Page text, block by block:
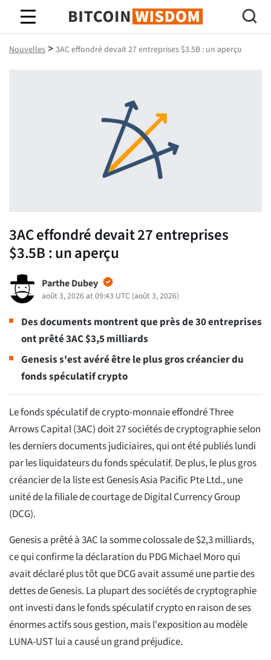
Bitcoin Sagesse
Nouvelles > 3AC effondré devait 27 entreprises $3.5B : un aperçu
3AC effondré devait 27 entreprises
$3.5B : un aperçu
Parthe Dubey
août 3, 2026 at 09:43 UTC (août 3, 2026)
Des documents montrent que près de 30 entreprises
ont prêté 3AC $3,5 milliards
Genesis s'est avéré être le plus gros créancier du
fonds spéculatif crypto
Le fonds spéculatif de crypto-monnaie effondré Three
Arrows Capital (3AC) doit 27 sociétés de cryptographie selon
les derniers documents judiciaires, qui ont été publiés lundi
par les liquidateurs du fonds spéculatif. De plus, le plus gros
créancier de la liste est Genesis Asia Pacific Pte Ltd., une
unité de la filiale de courtage de Digital Currency Group
(DCG).
Genesis a prêté à 3AC la somme colossale de $2,3 milliards,
ce qui confirme la déclaration du PDG Michael Moro qui
avait déclaré plus tôt que DCG avait assumé une partie des
dettes de Genesis. La plupart des sociétés de cryptographie
ont investi dans le fonds spéculatif crypto en raison de ses
énormes actifs sous gestion, mais l'exposition au modèle
LUNA-UST lui a causé un grand préjudice.